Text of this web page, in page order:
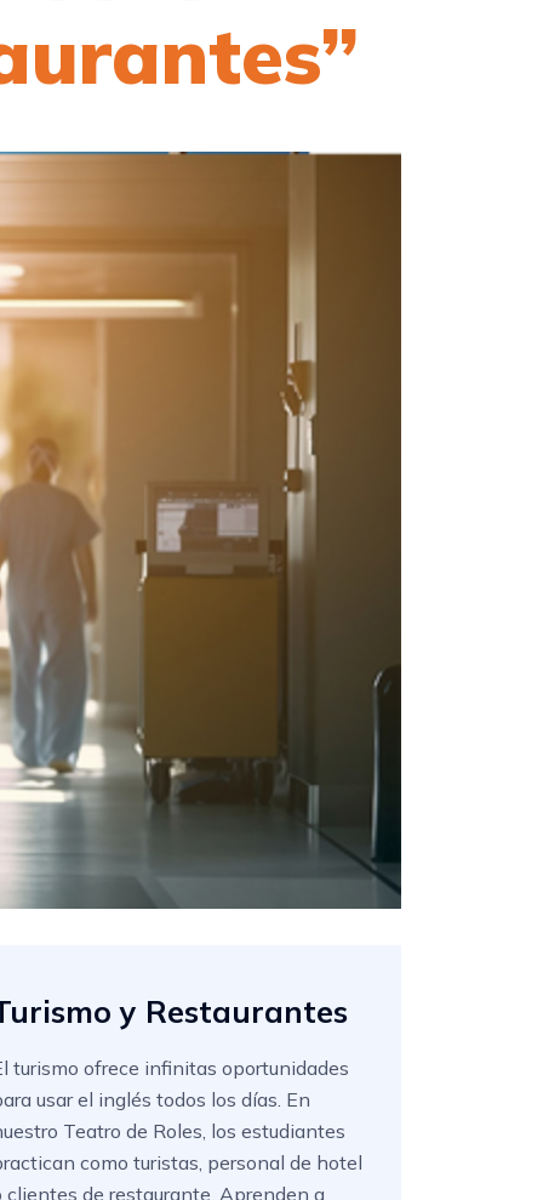
y Restaurantes
turismo ofrece infinitas oportunidades
usar el inglés todos los días. En
Teatro de Roles, los estudiantes
como turistas, personal de hotel
clientes de restaurante. Aprenden a